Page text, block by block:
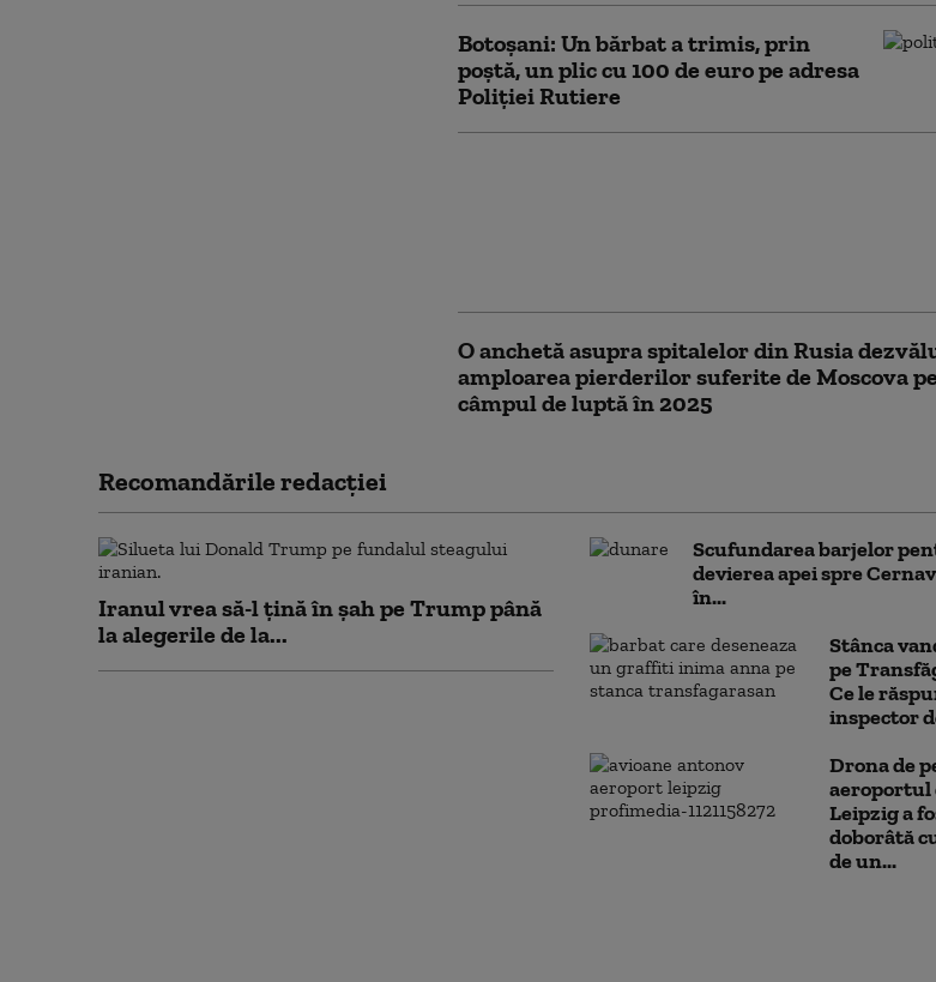
Botoşani: Un bărbat a trimis, prin
poştă, un plic cu 100 de euro pe adresa
Poliţiei Rutiere
O anchetă asupra spitalelor din Rusia
amploarea pierderilor suferite de Moscova pe
câmpul de luptă în 2025
Recomandările redacţiei
Iranul vrea să-l țină în șah pe Trump până
la alegerile de la...
Scufundarea barjelor
devierea apei spre
în...
Stânca
pe
Ce le
inspector
Drona de
aeroportul
Leipzig a
doborâtă
de un...